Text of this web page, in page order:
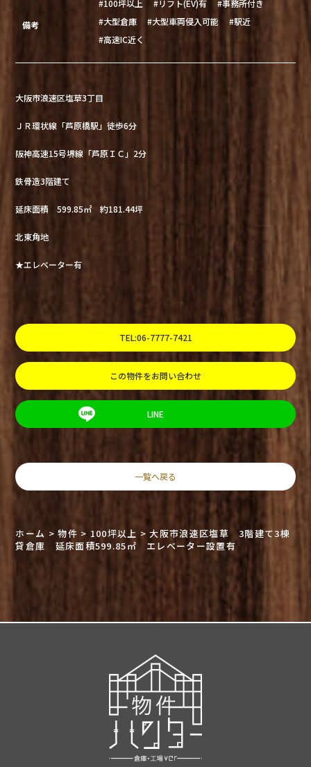
備考
#100坪以上 #リフト(EV)有
#事務所付き
#大型倉庫
#大型車両侵入可能
#駅近
#高速IC近く
大阪市浪速区塩草3丁目
ＪＲ環状線「芦原橋駅」徒歩6分
阪神高速15号堺線「芦原ＩＣ」2分
鉄骨造3階建て
延床面積 599.85㎡ 約181.44坪
北東角地
★エレベーター有
TEL:06-7777-7421
この物件をお問い合わせ
LINE
一覧へ戻る
ホーム >物件 > 100坪以上 >大阪市浪速区塩草 3階建て3棟
貸倉庫 延床面積599.85㎡ エレベーター設置有